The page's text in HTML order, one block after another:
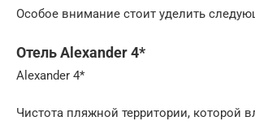
Особое внимание стоит уделить
Отель Alexander 4*
Alexander 4*
Чистота пляжной территории, которой